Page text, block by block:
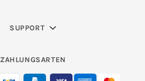
SUPPORT
ZAHLUNGSARTEN